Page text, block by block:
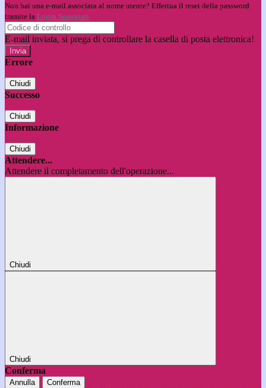
Non hai una e-mail associata al nome utente? Effettua il reset della password
tramite la Login Spaggiari
E-mail inviata, si prega di controllare la casella di posta elettronica!
Errore
Chiudi
Successo
Chiudi
Informazione
Chiudi
Attendere...
Attendere il completamento dell'operazione...
Chiudi
Chiudi
Conferma
Annulla Conferma